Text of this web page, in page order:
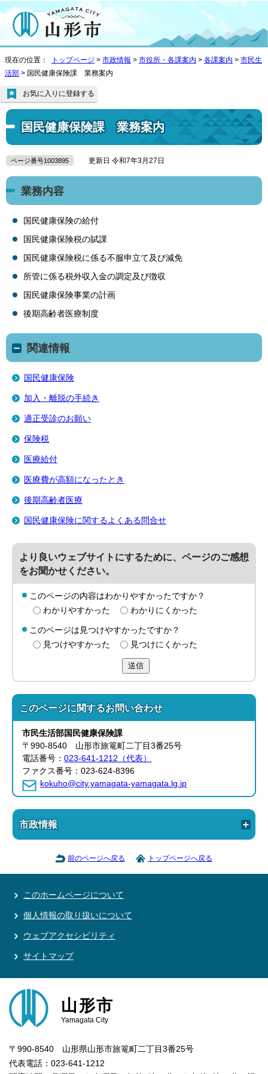
現在の位置： トップページ > 市政情報 > 市役所・各課案内 > 各課案内 > 市民生
活部 > 国民健康保険課 業務案内
国民健康保険課 業務案内
お気に入りに登録する
ページ番号1003895 更新日 令和7年3月27日
業務内容
国民健康保険の給付
国民健康保険税の賦課
国民健康保険税に係る不服申立て及び減免
所管に係る税外収入金の調定及び徴収
国民健康保険事業の計画
後期高齢者医療制度
関連情報
国民健康保険
加入・離脱の手続き
適正受診のお願い
保険税
医療給付
医療費が高額になったとき
後期高齢者医療
国民健康保険に関するよくある問合せ
より良いウェブサイトにするために、ページのご感想
をお聞かせください。
このページの内容はわかりやすかったですか？
わかりやすかった
わかりにくかった
このページは見つけやすかったですか？
見つけやすかった
見つけにくかった
送信
このページに関するお問い合わせ
市民生活部国民健康保険課
〒990-8540 山形市旅篭町二丁目3番25号
電話番号：023-641-1212（代表）
ファクス番号：023-624-8396
kokuho@city.yamagata-yamagata.lg.jp
市政情報
前のページへ戻る トップページへ戻る
このホームページについて
個人情報の取り扱いについて
ウェブアクセシビリティ
サイトマップ
山形市
Yamagata City
〒990-8540 山形県山形市旅篭町二丁目3番25号
代表電話：023-641-1212